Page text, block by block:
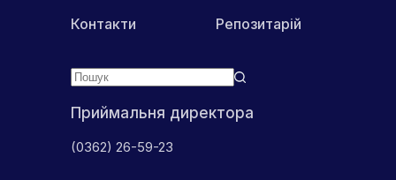
Приймальня директора
(0362) 26-59-23
Контакти
Репозитарій